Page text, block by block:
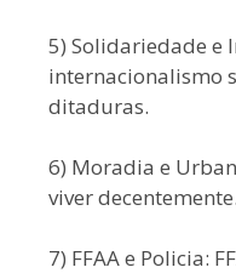
5) Solidariedade e
internacionalismo
ditaduras.
6) Moradia e
viver decentemente.
7) FFAA e Policia: